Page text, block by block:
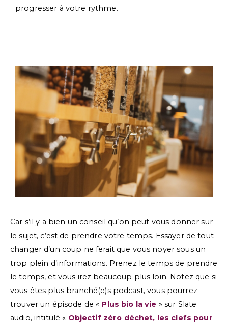
progresser à votre rythme.
Car s’il y a bien un conseil qu’on peut vous donner sur
le sujet, c’est de prendre votre temps. Essayer de tout
changer d’un coup ne ferait que vous noyer sous un
trop plein d’informations. Prenez le temps de prendre
le temps, et vous irez beaucoup plus loin. Notez que si
vous êtes plus branché(e)s podcast, vous pourrez
trouver un épisode de « Plus bio la vie » sur Slate
audio, intitulé « Objectif zéro déchet, les clefs pour